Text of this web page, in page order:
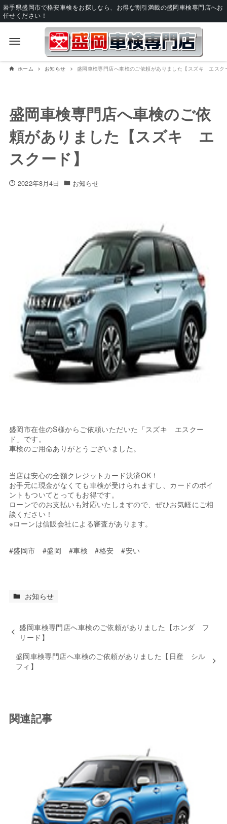
岩手県盛岡市で格安車検をお探しなら、お得な割引満載の盛岡車検専門店へお
任せください！
ホーム お知らせ 盛岡車検専門店へ車検のご依頼がありました【スズキ エスク
盛岡車検専門店へ車検のご依
頼がありました【スズキ エ
スクード】
2022年8月4日 お知らせ
盛岡市在住のS様からご依頼いただいた「スズキ エスクー
ド」です。
車検のご用命ありがとうございました。
当店は安心の全額クレジットカード決済OK！
お手元に現金がなくても車検が受けられますし、カードのポイ
ントもついてとってもお得です。
ローンでのお支払いも対応いたしますので、ぜひお気軽にご相
談ください！
※ローンは信販会社による審査があります。
#盛岡市 #盛岡 #車検 #格安 #安い
お知らせ
盛岡車検専門店へ車検のご依頼がありました【ホンダ フ
リード】
盛岡車検専門店へ車検のご依頼がありました【日産 シル
フィ】
関連記事